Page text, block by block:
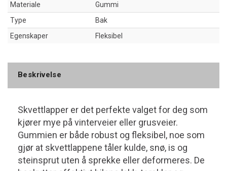
Materiale
Gummi
Type
Bak
Egenskaper
Fleksibel
Beskrivelse
Skvettlapper er det perfekte valget for deg som
kjører mye på vinterveier eller grusveier.
Gummien er både robust og fleksibel, noe som
gjør at skvettlappene tåler kulde, snø, is og
steinsprut uten å sprekke eller deformeres. De